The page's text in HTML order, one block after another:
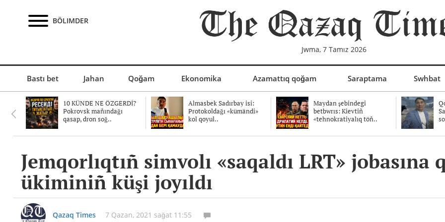
BÖLIMDER
Jwma, 7 Tamız 2026
Bastı bet Jahan Qoğam Ekonomika Azamattıq qoğam Saraptama Swhbat
10 KÜNDE NE ÖZGERDİ?
Pokrovsk mañındağı
qasap, dron soğ..
Almasbek Sadırbay isi:
Protokoldağı «kümändi»
kol qoyul..
Maydan şebindegi
betbwrıs: Kievtiñ
«tehnokratiyalıq töñ..
Jemqorlıqtıñ simvolı «saqaldı LRT» jobasına
ükiminiñ küşi joyıldı
Qazaq Times 7 Qazan, 2021 sağat 11:55